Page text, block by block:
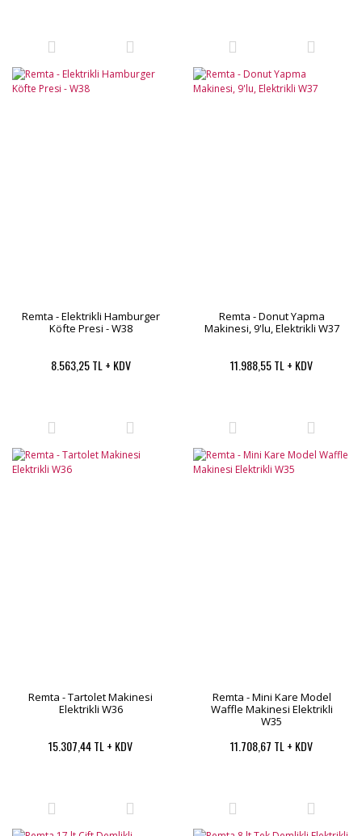
Remta - Elektrikli Hamburger
Köfte Presi - W38
8.563,25 TL + KDV
Remta - Donut Yapma
Makinesi, 9'lu, Elektrikli W37
11.988,55 TL + KDV
Remta - Tartolet Makinesi
Elektrikli W36
15.307,44 TL + KDV
Remta - Mini Kare Model
Waffle Makinesi Elektrikli
W35
11.708,67 TL + KDV